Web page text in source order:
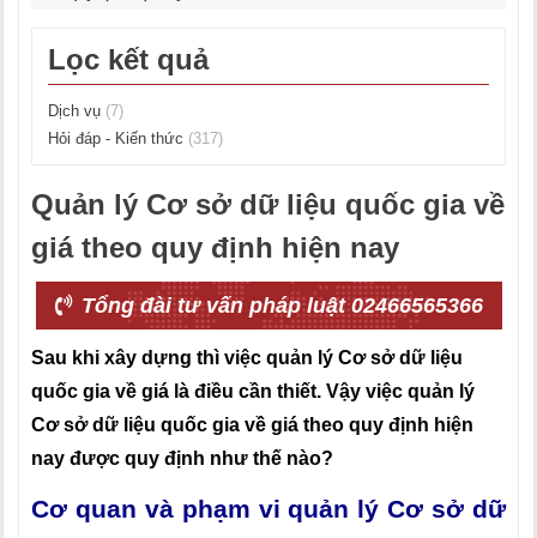
Lọc kết quả
Dịch vụ (7)
Hỏi đáp - Kiến thức (317)
Quản lý Cơ sở dữ liệu quốc gia về
giá theo quy định hiện nay
Tổng đài tư vấn pháp luật 02466565366
Sau khi xây dựng thì việc quản lý Cơ sở dữ liệu
quốc gia về giá là điều cần thiết. Vậy việc quản lý
Cơ sở dữ liệu quốc gia về giá theo quy định hiện
nay được quy định như thế nào?
Cơ quan và phạm vi quản lý Cơ sở dữ